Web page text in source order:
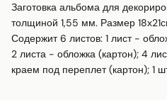
Заготовка альбома для
толщиной 1,55 мм. Размер
Содержит 6 листов: 1 лист -
2 листа - обложка (картон); 4
краем под переплет (картон); 1